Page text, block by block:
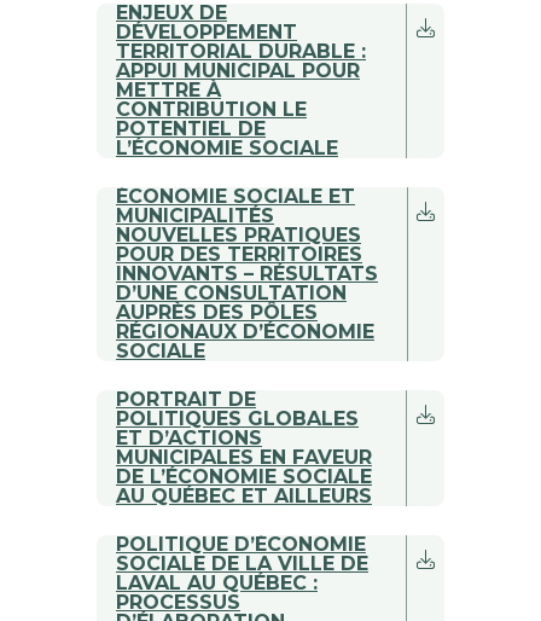
ENJEUX DE
DÉVELOPPEMENT
TERRITORIAL DURABLE :
APPUI MUNICIPAL POUR
METTRE À
CONTRIBUTION LE
POTENTIEL DE
L’ÉCONOMIE SOCIALE
ÉCONOMIE SOCIALE ET
MUNICIPALITÉS
NOUVELLES PRATIQUES
POUR DES TERRITOIRES
INNOVANTS – RÉSULTATS
D’UNE CONSULTATION
AUPRÈS DES PÔLES
RÉGIONAUX D’ÉCONOMIE
SOCIALE
PORTRAIT DE
POLITIQUES GLOBALES
ET D’ACTIONS
MUNICIPALES EN FAVEUR
DE L’ÉCONOMIE SOCIALE
AU QUÉBEC ET AILLEURS
POLITIQUE D’ÉCONOMIE
SOCIALE DE LA VILLE DE
LAVAL AU QUÉBEC :
PROCESSUS